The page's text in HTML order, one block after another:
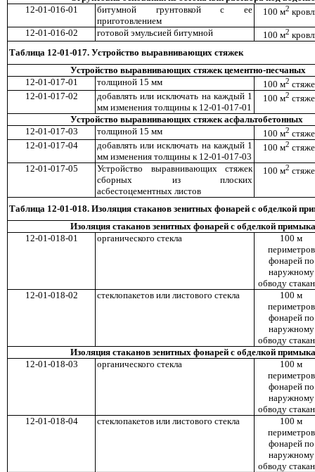
12-01-016-01
битумной грунтовкой с ее
приготовлением
100 м2
12-01-016-02
готовой эмульсией битумной 100 м2
Таблица 12-01-017. Устройство выравнивающих стяжек
Устройство выравнивающих стяжек цементно-песчаных
12-01-017-01
толщиной 15 мм 100 м2
12-01-017-02
добавлять или исключать на каждый 1
мм изменения толщины к 12-01-017-01
100 м2
Устройство выравнивающих стяжек асфальтобетонных
12-01-017-03
толщиной 15 мм 100 м2
12-01-017-04
добавлять или исключать на каждый 1
мм изменения толщины к 12-01-017-03
100 м2
12-01-017-05
Устройство выравнивающих стяжек
сборных из плоских
асбестоцементных листов
100 м2
Таблица 12-01-018. Изоляция стаканов зенитных фонарей с обделкой
Изоляция стаканов зенитных фонарей с обделкой
12-01-018-01
органического стекла
100 м
периметров
фонарей по
наружному
обводу
12-01-018-02
стеклопакетов или листового стекла
100 м
периметров
фонарей по
наружному
обводу
Изоляция стаканов зенитных фонарей с обделкой
12-01-018-03
органического стекла
100 м
периметров
фонарей по
наружному
обводу
12-01-018-04
стеклопакетов или листового стекла
100 м
периметров
фонарей по
наружному
обводу